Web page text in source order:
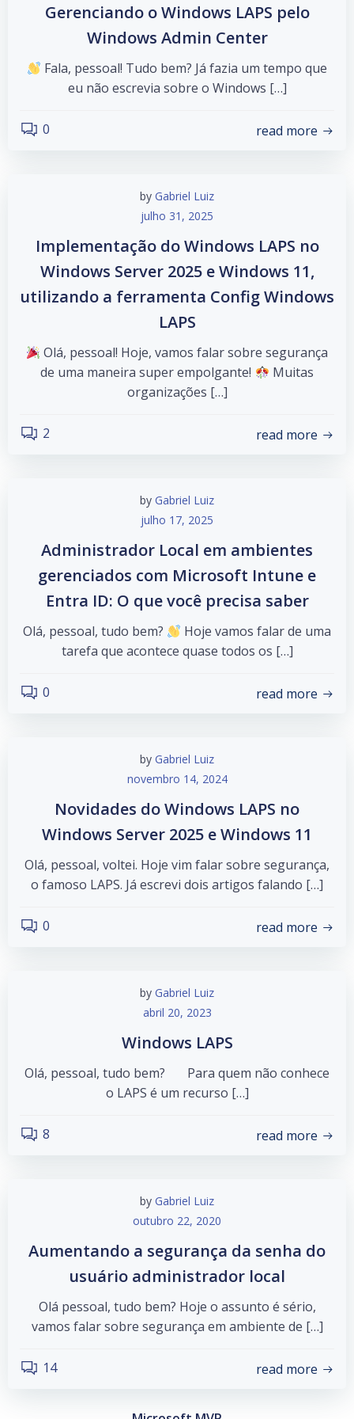
Gerenciando o Windows LAPS pelo
Windows Admin Center
Fala, pessoal! Tudo bem? Já fazia um tempo que
eu não escrevia sobre o Windows […]
0 read more
by Gabriel Luiz
julho 31, 2025
Implementação do Windows LAPS no
Windows Server 2025 e Windows 11,
utilizando a ferramenta Config Windows
LAPS
Olá, pessoal! Hoje, vamos falar sobre segurança
de uma maneira super empolgante!
Muitas
organizações […]
2 read more
by Gabriel Luiz
julho 17, 2025
Administrador Local em ambientes
gerenciados com Microsoft Intune e
Entra ID: O que você precisa saber
Olá, pessoal, tudo bem?
Hoje vamos falar de uma
tarefa que acontece quase todos os […]
0 read more
by Gabriel Luiz
novembro 14, 2024
Novidades do Windows LAPS no
Windows Server 2025 e Windows 11
Olá, pessoal, voltei. Hoje vim falar sobre segurança,
o famoso LAPS. Já escrevi dois artigos falando […]
0 read more
by Gabriel Luiz
abril 20, 2023
Windows LAPS
Olá, pessoal, tudo bem? Para quem não conhece
o LAPS é um recurso […]
8 read more
by Gabriel Luiz
outubro 22, 2020
Aumentando a segurança da senha do
usuário administrador local
Olá pessoal, tudo bem? Hoje o assunto é sério,
vamos falar sobre segurança em ambiente de […]
14 read more